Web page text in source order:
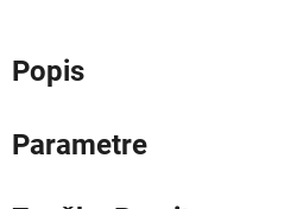
Popis
Parametre